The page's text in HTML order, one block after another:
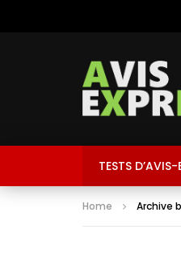
TESTS D’AVIS-
Home Archive